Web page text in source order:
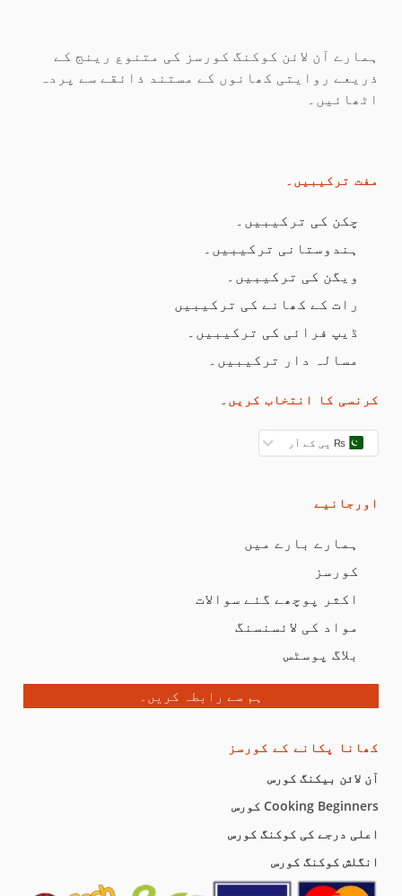
ہمارے آن لائن کوکنگ کورسز کی متنوع رینج کے
ذریعے روایتی کھانوں کے مستند ذائقے سے پردہ
اٹھائیں۔
مفت ترکیبیں۔
چکن کی ترکیبیں۔
ہندوستانی ترکیبیں۔
ویگن کی ترکیبیں۔
رات کے کھانے کی ترکیبیں
ڈیپ فرائی کی ترکیبیں۔
مسالہ دار ترکیبیں۔
کرنسی کا انتخاب کریں۔
₨ پی کے آر
اورجانیے
ہمارے بارے میں
کورسز
اکثر پوچھے گئے سوالات
مواد کی لائسنسنگ
بلاگ پوسٹس
ہم سے رابطہ کریں۔
کھانا پکانے کے کورسز
آن لائن بیکنگ کورس
Cooking Beginners کورس
اعلی درجے کی کوکنگ کورس
انگلش کوکنگ کورس